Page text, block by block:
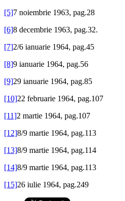
[5]7 noiembrie 1963, pag.28
[6]8 decembrie 1963, pag.32.
[7]2/6 ianuarie 1964, pag.45
[8]9 ianuarie 1964, pag.56
[9]29 ianuarie 1964, pag.85
[10]22 februarie 1964, pag.107
[11]2 martie 1964, pag.107
[12]8/9 martie 1964, pag.113
[13]8/9 martie 1964, pag.114
[14]8/9 martie 1964, pag.113
[15]26 iulie 1964, pag.249